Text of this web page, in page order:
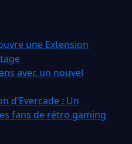
une Extension
avec un nouvel
d’Evercade : Un
fans de rétro gaming